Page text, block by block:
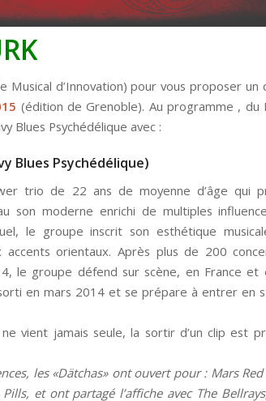
Musical d’Innovation) pour vous proposer un
(édition de Grenoble). Au programme , du
Blues Psychédélique avec :
Blues Psychédélique)
trio de 22 ans de moyenne d’âge qui
son moderne enrichi de multiples
le groupe inscrit son esthétique
accents orientaux. Après plus de 200
le groupe défend sur scène, en France et
en mars 2014 et se prépare à entrer en
vient jamais seule, la sortir d’un clip est
les «Dätchas» ont ouvert pour : Mars Red
et ont partagé l’affiche avec The